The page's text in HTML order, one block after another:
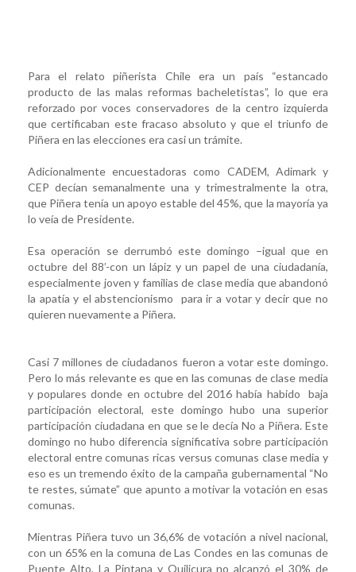
Para el relato piñerista Chile era un país “estancado
producto de las malas reformas bacheletistas”, lo que era
reforzado por voces conservadores de la centro izquierda
que certificaban este fracaso absoluto y que el triunfo de
Piñera en las elecciones era casi un trámite.
Adicionalmente encuestadoras como CADEM, Adimark y
CEP decían semanalmente una y trimestralmente la otra,
que Piñera tenía un apoyo estable del 45%, que la mayoría ya
lo veía de Presidente.
Esa operación se derrumbó este domingo –igual que en
octubre del 88’-con un lápiz y un papel de una ciudadanía,
especialmente joven y familias de clase media que abandonó
la apatía y el abstencionismo para ir a votar y decir que no
quieren nuevamente a Piñera.
Casi 7 millones de ciudadanos fueron a votar este domingo.
Pero lo más relevante es que en las comunas de clase media
y populares donde en octubre del 2016 había habido baja
participación electoral, este domingo hubo una superior
participación ciudadana en que se le decía No a Piñera. Este
domingo no hubo diferencia significativa sobre participación
electoral entre comunas ricas versus comunas clase media y
eso es un tremendo éxito de la campaña gubernamental “No
te restes, súmate” que apunto a motivar la votación en esas
comunas.
Mientras Piñera tuvo un 36,6% de votación a nivel nacional,
con un 65% en la comuna de Las Condes en las comunas de
Puente Alto, La Pintana y Quilicura no alcanzó el 30% de